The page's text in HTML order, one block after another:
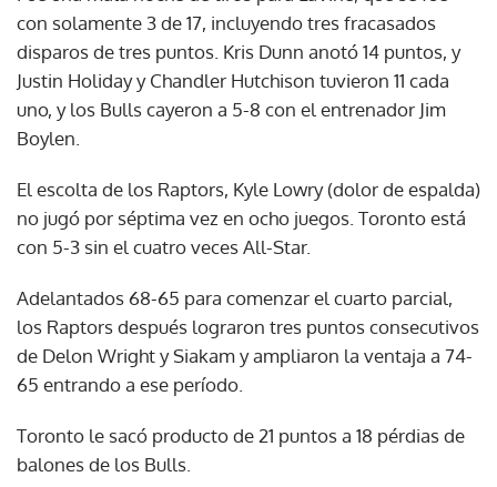
con solamente 3 de 17, incluyendo tres fracasados
disparos de tres puntos. Kris Dunn anotó 14 puntos, y
Justin Holiday y Chandler Hutchison tuvieron 11 cada
uno, y los Bulls cayeron a 5-8 con el entrenador Jim
Boylen.
El escolta de los Raptors, Kyle Lowry (dolor de espalda)
no jugó por séptima vez en ocho juegos. Toronto está
con 5-3 sin el cuatro veces All-Star.
Adelantados 68-65 para comenzar el cuarto parcial,
los Raptors después lograron tres puntos consecutivos
de Delon Wright y Siakam y ampliaron la ventaja a 74-
65 entrando a ese período.
Toronto le sacó producto de 21 puntos a 18 pérdias de
balones de los Bulls.